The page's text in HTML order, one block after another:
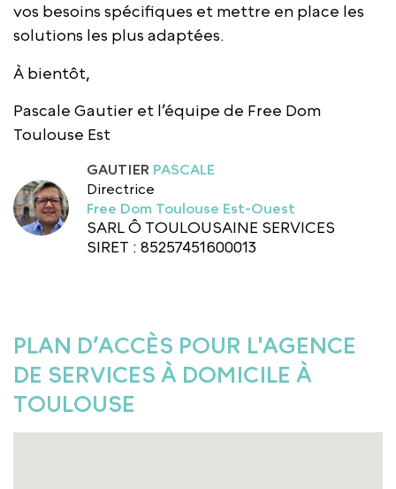
vos besoins spécifiques et mettre en place les
solutions les plus adaptées.
À bientôt,
Pascale Gautier et l’équipe de Free Dom
Toulouse Est
GAUTIER PASCALE
Directrice
Free Dom Toulouse Est-Ouest
SARL Ô TOULOUSAINE SERVICES
SIRET : 85257451600013
PLAN D’ACCÈS POUR L'AGENCE
DE SERVICES À DOMICILE À
TOULOUSE